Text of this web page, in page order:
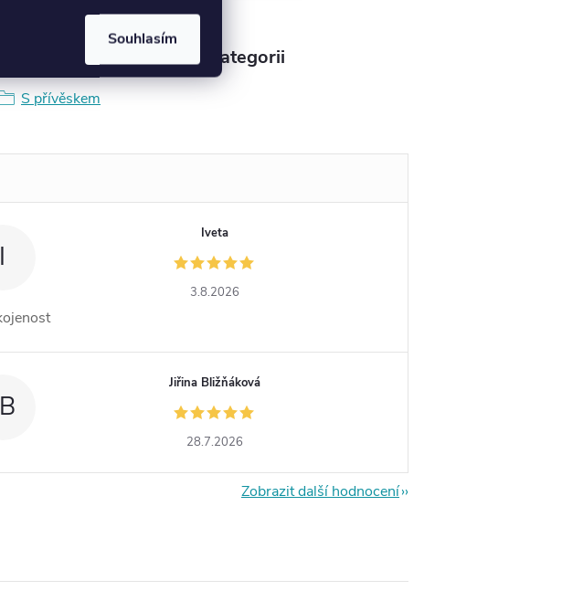
Souhlasím
Produkt naleznete v této kategorii
S přívěskem
I
Iveta
3.8.2026
Jiřina Bližňáková
28.7.2026
Zobrazit další hodnocení